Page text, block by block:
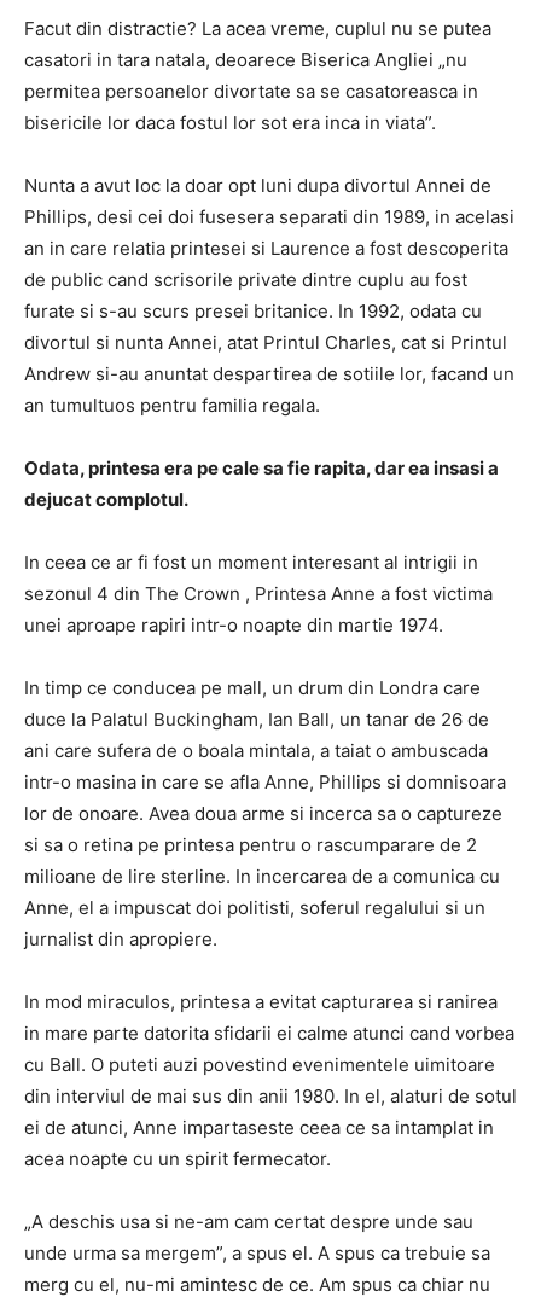
Facut din distractie? La acea vreme, cuplul nu se putea
casatori in tara natala, deoarece Biserica Angliei „nu
permitea persoanelor divortate sa se casatoreasca in
bisericile lor daca fostul lor sot era inca in viata”.
Nunta a avut loc la doar opt luni dupa divortul Annei de
Phillips, desi cei doi fusesera separati din 1989, in acelasi
an in care relatia printesei si Laurence a fost descoperita
de public cand scrisorile private dintre cuplu au fost
furate si s-au scurs presei britanice. In 1992, odata cu
divortul si nunta Annei, atat Printul Charles, cat si Printul
Andrew si-au anuntat despartirea de sotiile lor, facand un
an tumultuos pentru familia regala.
Odata, printesa era pe cale sa fie rapita, dar ea insasi a
dejucat complotul.
In ceea ce ar fi fost un moment interesant al intrigii in
sezonul 4 din The Crown , Printesa Anne a fost victima
unei aproape rapiri intr-o noapte din martie 1974.
In timp ce conducea pe mall, un drum din Londra care
duce la Palatul Buckingham, Ian Ball, un tanar de 26 de
ani care sufera de o boala mintala, a taiat o ambuscada
intr-o masina in care se afla Anne, Phillips si domnisoara
lor de onoare. Avea doua arme si incerca sa o captureze
si sa o retina pe printesa pentru o rascumparare de 2
milioane de lire sterline. In incercarea de a comunica cu
Anne, el a impuscat doi politisti, soferul regalului si un
jurnalist din apropiere.
In mod miraculos, printesa a evitat capturarea si ranirea
in mare parte datorita sfidarii ei calme atunci cand vorbea
cu Ball. O puteti auzi povestind evenimentele uimitoare
din interviul de mai sus din anii 1980. In el, alaturi de sotul
ei de atunci, Anne impartaseste ceea ce sa intamplat in
acea noapte cu un spirit fermecator.
„A deschis usa si ne-am cam certat despre unde sau
unde urma sa mergem”, a spus el. A spus ca trebuie sa
merg cu el, nu-mi amintesc de ce. Am spus ca chiar nu